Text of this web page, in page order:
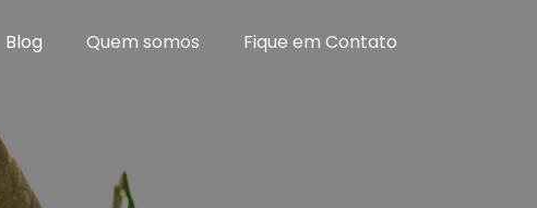
Blog Quem somos Fique em Contato